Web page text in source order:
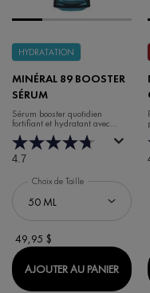
HYDRATATION
MINÉRAL 89 BOOSTER
SÉRUM
Sérum booster quotidien
fortifiant et hydratant avec
acide hyaluronique
4.7
Choix de Taille
49,95 $
AJOUTER AU PANIER